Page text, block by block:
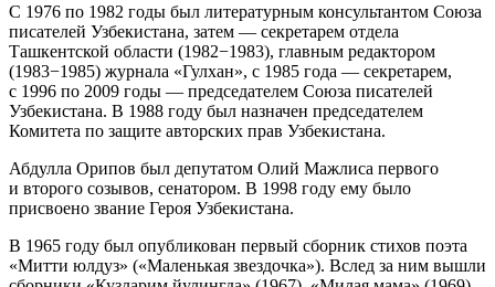
С 1976 по 1982 годы был литературным консультантом Союза
писателей Узбекистана, затем — секретарем отдела
Ташкентской области (1982−1983), главным редактором
(1983−1985) журнала «Гулхан», с 1985 года — секретарем,
с 1996 по 2009 годы — председателем Союза писателей
Узбекистана. В 1988 году был назначен председателем
Комитета по защите авторских прав Узбекистана.
Абдулла Орипов был депутатом Олий Мажлиса первого
и второго созывов, сенатором. В 1998 году ему было
присвоено звание Героя Узбекистана.
В 1965 году был опубликован первый сборник стихов поэта
«Митти юлдуз» («Маленькая звездочка»). Вслед за ним вышли